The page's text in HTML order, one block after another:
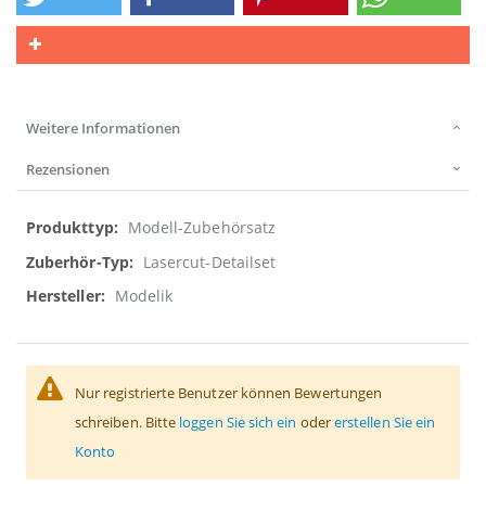
Weitere Informationen
Rezensionen
Weitere
Informationen
Modell-Zubehörsatz
Lasercut-Detailset
Modelik
Nur registrierte Benutzer können Bewertungen
schreiben. Bitte loggen Sie sich ein odererstellen Sie ein
Konto